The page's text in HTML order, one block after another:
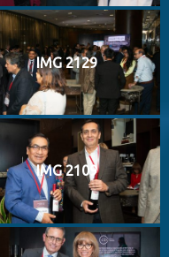
IMG 2129
IMG 2109